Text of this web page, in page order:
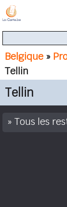
Belgique »
Tellin
Tellin
Tous les